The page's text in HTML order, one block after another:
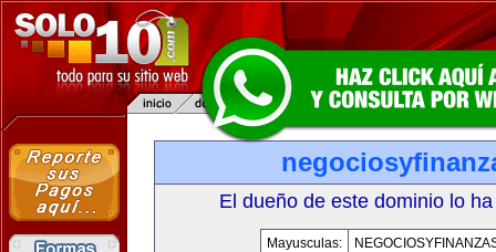
El dueño de este dominio lo
Mayusculas: